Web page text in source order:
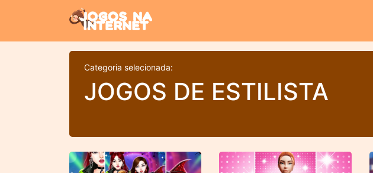
Categoria selecionada:
JOGOS DE ESTILISTA